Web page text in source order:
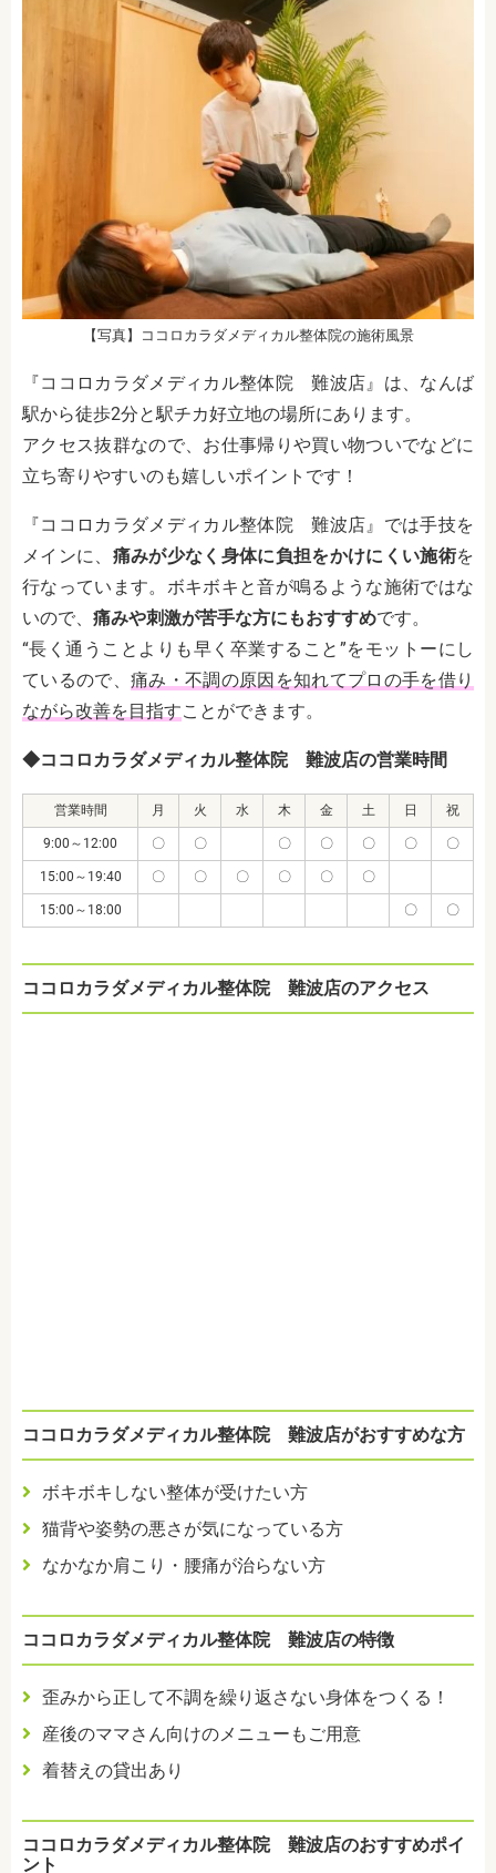
【写真】ココロカラダメディカル整体院の施術風景
『ココロカラダメディカル整体院 難波店』は、なんば
駅から徒歩2分と駅チカ好立地の場所にあります。
アクセス抜群なので、お仕事帰りや買い物ついでなどに
立ち寄りやすいのも嬉しいポイントです！
『ココロカラダメディカル整体院 難波店』では手技を
メインに、 痛みが少なく身体に負担をかけにくい施術を
行なっています。ボキボキと音が鳴るような施術ではな
いので、 痛みや刺激が苦手な方にもおすすめです。
“長く通うことよりも早く卒業すること”をモットーにし
ているので、 痛み・不調の原因を知れてプロの手を借り
ながら改善を目指すことができます。
◆ココロカラダメディカル整体院 難波店の営業時間
営業時間 月 火 水 木 金 土 日 祝
9:00～12:00 〇 〇 〇 〇 〇 〇 〇
15:00～19:40 〇 〇 〇 〇 〇 〇
15:00～18:00 〇 〇
ココロカラダメディカル整体院 難波店のアクセス
ココロカラダメディカル整体院 難波店がおすすめな方
ボキボキしない整体が受けたい方
猫背や姿勢の悪さが気になっている方
なかなか肩こり・腰痛が治らない方
ココロカラダメディカル整体院 難波店の特徴
歪みから正して不調を繰り返さない身体をつくる！
産後のママさん向けのメニューもご用意
着替えの貸出あり
ココロカラダメディカル整体院 難波店のおすすめポイ
ント